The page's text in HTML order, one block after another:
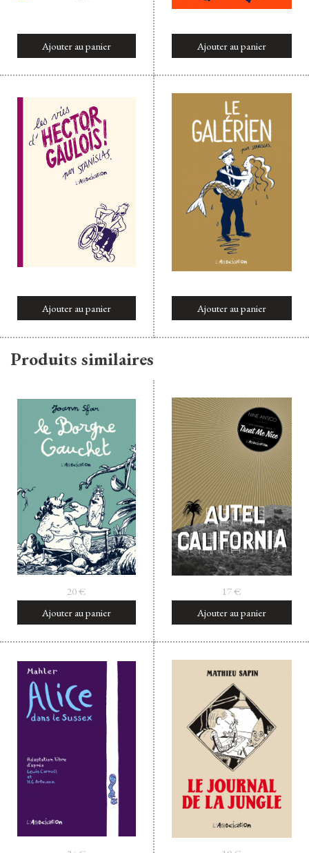
Ajouter au panier Ajouter au panier
Ajouter au panier Ajouter au panier
Produits similaires
20€
Ajouter au panier
17€
Ajouter au panier